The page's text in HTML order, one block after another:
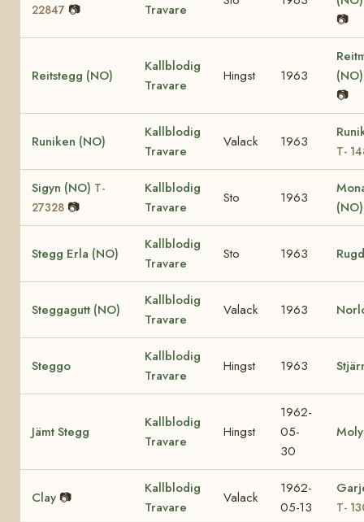
22847 📷 Travare
📷
Reitstegg (NO)
Kallblodig
Travare
Hingst 1963
📷
Runiken (NO)
Kallblodig
Travare
Valack 1963
T-
Sigyn (NO) T-
27328 📷
Kallblodig
Travare
Sto 1963
Stegg Erla (NO)
Kallblodig
Travare
Sto 1963
Steggagutt (NO)
Kallblodig
Travare
Valack 1963
Steggo
Kallblodig
Travare
Hingst 1963
Jämt Stegg
Kallblodig
Travare
Hingst
1962-
05-
30
Clay 📷
Kallblodig
Travare
Valack
1962-
05-13
T-